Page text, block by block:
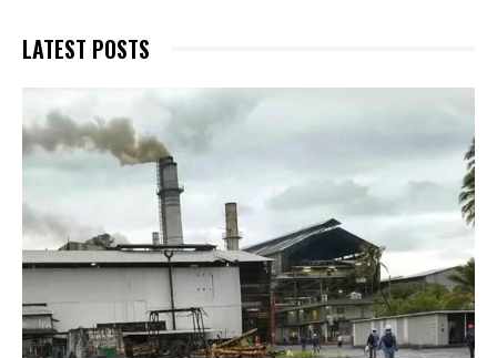
LATEST POSTS